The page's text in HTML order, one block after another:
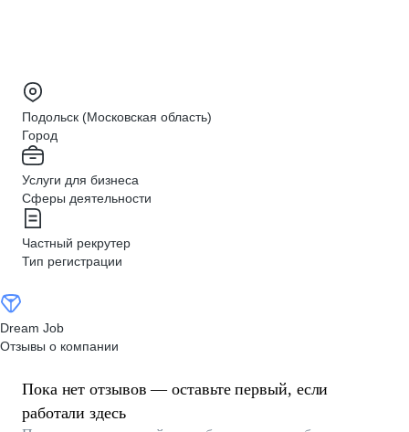
Подольск (Московская область)
Город
Услуги для бизнеса
Сферы деятельности
Частный рекрутер
Тип регистрации
Dream Job
Отзывы о компании
Пока нет отзывов — оставьте первый, если
работали здесь